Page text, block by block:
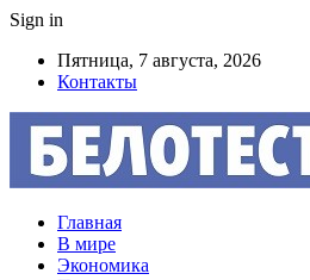
Sign in
Пятница, 7 августа, 2026
Контакты
Главная
В мире
Экономика